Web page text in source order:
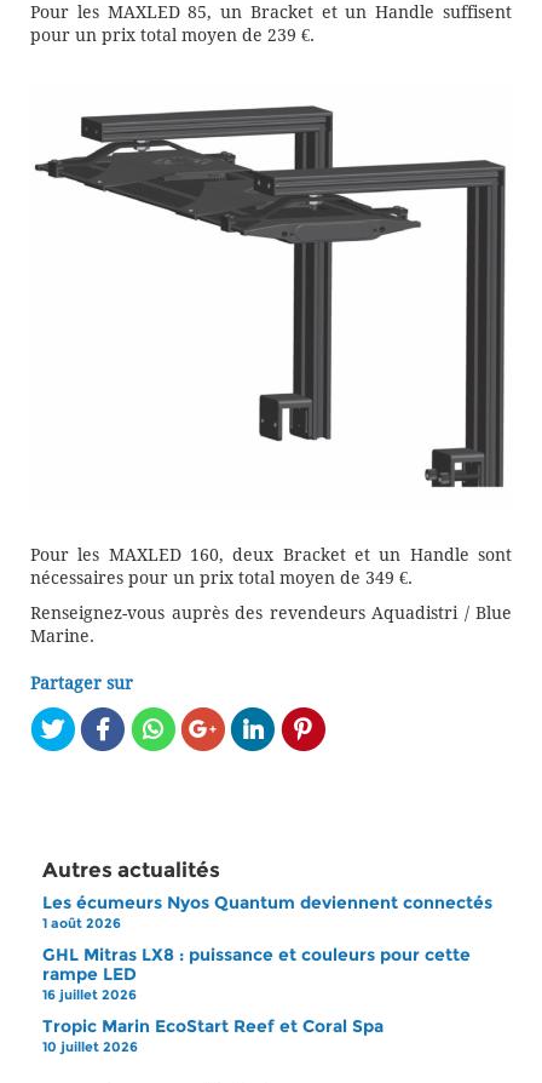
Pour les MAXLED 85, un Bracket et un Handle suffisent
pour un prix total moyen de 239 €.
Pour les MAXLED 160, deux Bracket et un Handle sont
nécessaires pour un prix total moyen de 349 €.
Renseignez-vous auprès des revendeurs Aquadistri / Blue
Marine.
Partager sur
Autres actualités
Les écumeurs Nyos Quantum deviennent connectés
1 août 2026
GHL Mitras LX8 : puissance et couleurs pour cette
rampe LED
16 juillet 2026
Tropic Marin EcoStart Reef et Coral Spa
10 juillet 2026